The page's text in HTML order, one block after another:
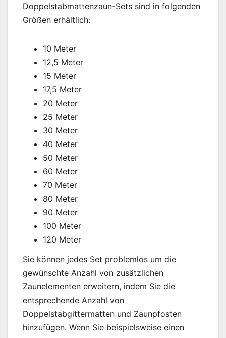
Doppelstabmattenzaun-Sets sind in folgenden
Größen erhältlich:
10 Meter
12,5 Meter
15 Meter
17,5 Meter
20 Meter
25 Meter
30 Meter
40 Meter
50 Meter
60 Meter
70 Meter
80 Meter
90 Meter
100 Meter
120 Meter
Sie können jedes Set problemlos um die
gewünschte Anzahl von zusätzlichen
Zaunelementen erweitern, indem Sie die
entsprechende Anzahl von
Doppelstabgittermatten und Zaunpfosten
hinzufügen. Wenn Sie beispielsweise einen